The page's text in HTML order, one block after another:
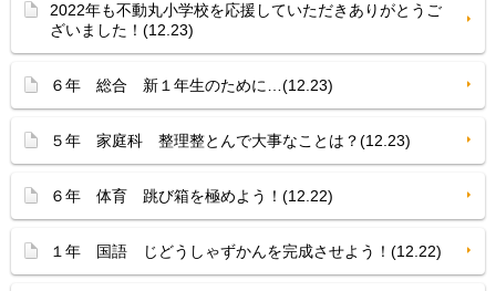
2022年も不動丸小学校を応援していただきありがとうご
ざいました！(12.23)
６年 総合 新１年生のために…(12.23)
５年 家庭科 整理整とんで大事なことは？(12.23)
６年 体育 跳び箱を極めよう！(12.22)
１年 国語 じどうしゃずかんを完成させよう！(12.22)